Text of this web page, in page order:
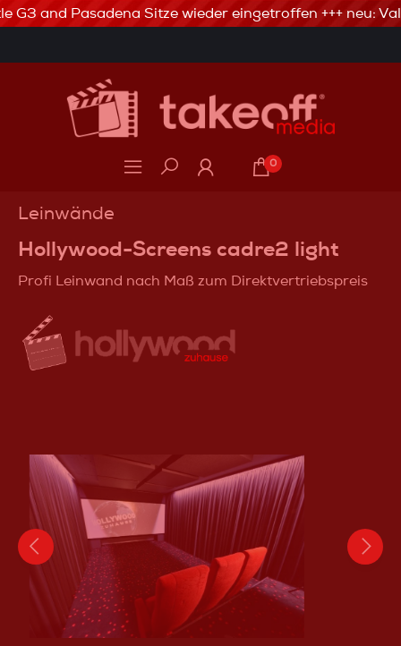
3% Skonto bei Vorkasse via Banküberweisung
G3 and Pasadena Sitze wieder eingetroffen +++ neu:
0
Leinwände
Hollywood-Screens cadre2 light
Profi Leinwand nach Maß zum Direktvertriebspreis